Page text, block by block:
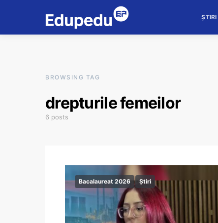
ȘTIRI
BROWSING TAG
drepturile femeilor
6 posts
Bacalaureat 2026 Știri